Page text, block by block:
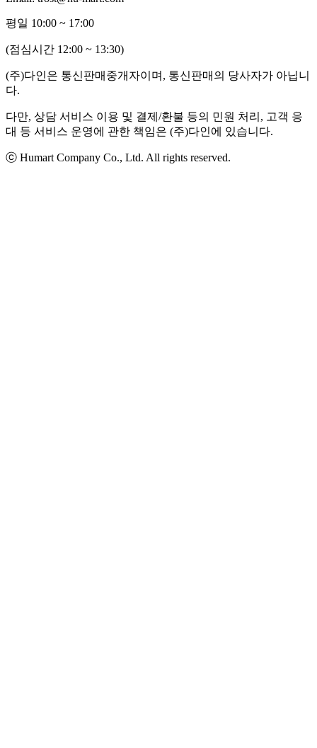
평일 10:00 ~ 17:00
(점심시간 12:00 ~ 13:30)
(주)다인은 통신판매중개자이며, 통신판매의 당사자가 아닙니
다.
다만, 상담 서비스 이용 및 결제/환불 등의 민원 처리, 고객 응
대 등 서비스 운영에 관한 책임은 (주)다인에 있습니다.
ⓒ Humart Company Co., Ltd. All rights reserved.